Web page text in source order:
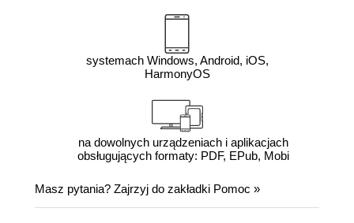
systemach Windows, Android, iOS,
HarmonyOS
na dowolnych urządzeniach i aplikacjach
obsługujących formaty: PDF, EPub, Mobi
Masz pytania? Zajrzyj do zakładki Pomoc »